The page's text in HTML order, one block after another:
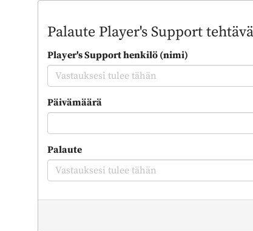
Palaute Player's Support
Player's Support henkilö (nimi)
Päivämäärä
Palaute